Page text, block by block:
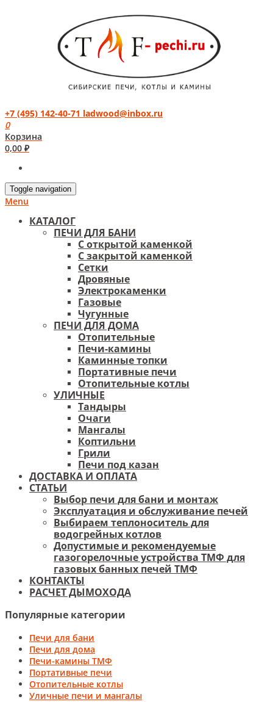
+7 (495) 142-40-71 ladwood@inbox.ru
0
Корзина
0,00 ₽
Toggle navigation
Menu
КАТАЛОГ
ПЕЧИ ДЛЯ БАНИ
С открытой каменкой
С закрытой каменкой
Сетки
Дровяные
Электрокаменки
Газовые
Чугунные
ПЕЧИ ДЛЯ ДОМА
Отопительные
Печи-камины
Каминные топки
Портативные печи
Отопительные котлы
УЛИЧНЫЕ
Тандыры
Очаги
Мангалы
Коптильни
Грили
Печи под казан
ДОСТАВКА И ОПЛАТА
СТАТЬИ
Выбор печи для бани и монтаж
Эксплуатация и обслуживание печей
Выбираем теплоноситель для
водогрейных котлов
Допустимые и рекомендуемые
газогорелочные устройства ТМФ для
газовых банных печей ТМФ
КОНТАКТЫ
РАСЧЕТ ДЫМОХОДА
Популярные категории
Печи для бани
Печи для дома
Печи-камины ТМФ
Портативные печи
Отопительные котлы
Уличные печи и мангалы